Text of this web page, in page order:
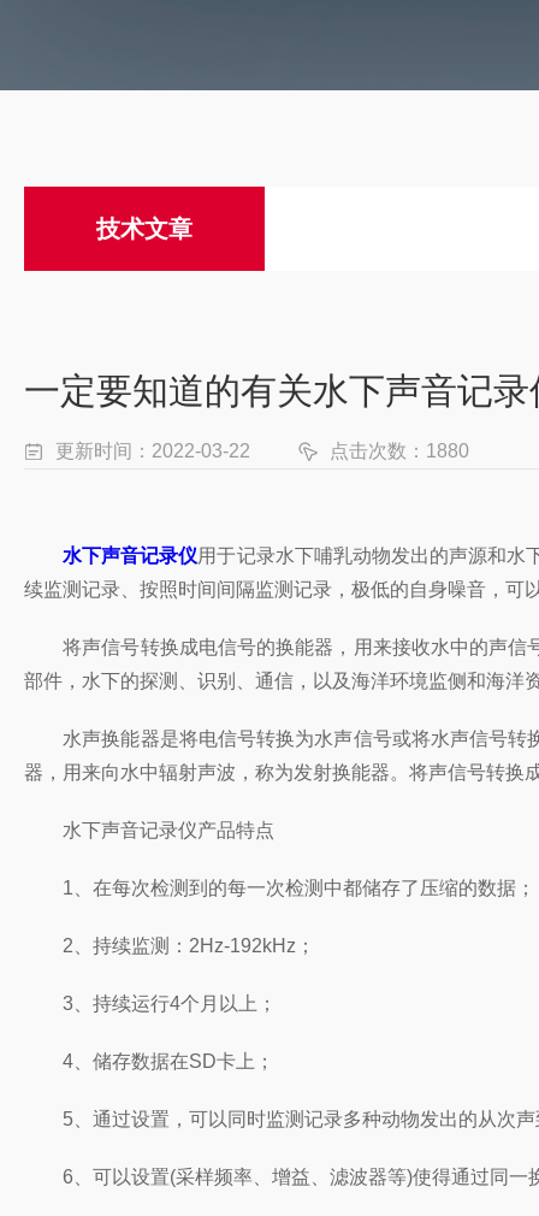
技术文章
一定要知道的有关水下声音记
更新时间：2022-03-22 点击次数：1880
水下声音记录仪用于记录水下哺乳动物发出的声源和水
续监测记录、按照时间间隔监测记录，极低的自身噪音，可
将声信号转换成电信号的换能器，用来接收水中的声信
部件，水下的探测、识别、通信，以及海洋环境监侧和海洋
水声换能器是将电信号转换为水声信号或将水声信号转
器，用来向水中辐射声波，称为发射换能器。将声信号转换
水下声音记录仪产品特点
1、在每次检测到的每一次检测中都储存了压缩的数据；
2、持续监测：2Hz-192kHz；
3、持续运行4个月以上；
4、储存数据在SD卡上；
5、通过设置，可以同时监测记录多种动物发出的从次声
6、可以设置(采样频率、增益、滤波器等)使得通过同一